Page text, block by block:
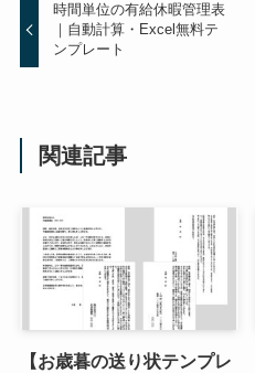
時間単位の有給休暇管理表
｜自動計算・Excel無料テ
ンプレート
関連記事
【お歳暮の送り状テンプレ